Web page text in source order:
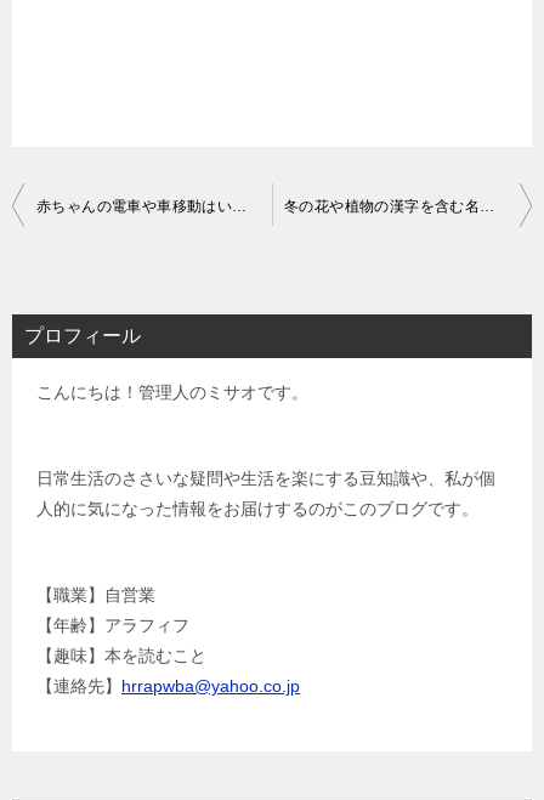
投
ビ
ゲ
赤ちゃんの電車や車移動はいつから｜デパートは何ヶ月から？ 冬の花や植物の漢字を含む名前【40個厳選】女の子＆男の子
プロフィール
こんにちは！管理人のミサオです。
日常生活のささいな疑問や生活を楽にする豆知識や、私が個
人的に気になった情報をお届けするのがこのブログです。
【職業】自営業
【年齢】アラフィフ
【趣味】本を読むこと
【連絡先】 hrrapwba@yahoo.co.jp